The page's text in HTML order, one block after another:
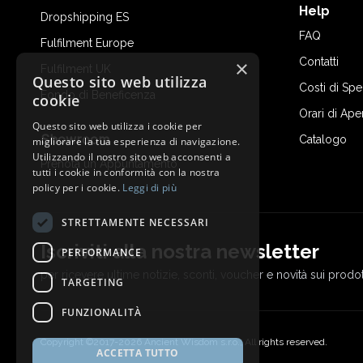
Dropshipping ES
Fulfilment Europe
Fulfilment UK
Fondo di Beneficenza
Showroom
Prenota un Appuntamento
Help
FAQ
Contatti
Costi di
Orari di
Catalogo
Iscriviti alla nostra newsletter
per ricevere ultime notizie, sconti, voucher e novità sui
Copyright ©2017-2026 Ancient Wisdom s.r.o., All rights reserved.
×
Questo sito web utilizza
cookie
Questo sito web utilizza i cookie per
migliorare la tua esperienza di navigazione.
Utilizzando il nostro sito web acconsenti a
tutti i cookie in conformità con la nostra
policy per i cookie. Leggi di più
STRETTAMENTE NECESSARI
PERFORMANCE
TARGETING
FUNZIONALITÀ
ACCETTA TUTTO